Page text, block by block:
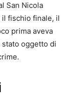
San Nicola
il fischio finale, il
prima aveva
oggetto di